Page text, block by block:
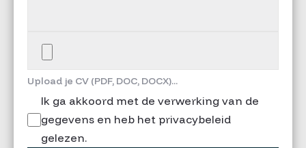
Upload je CV (PDF, DOC, DOCX)...
Ik ga akkoord met de verwerking van de
gegevens en heb het privacybeleid
gelezen.